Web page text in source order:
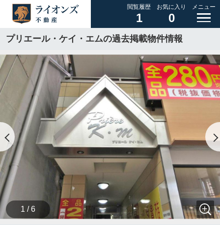
閲覧履歴
1
お気に入り
0
メニュー
プリエール・ケイ・エムの過去掲載物件情報
1 / 6